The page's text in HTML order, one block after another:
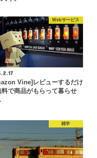
Webサービス
Vine]レビューするだけ
料で商品がもらって暮らせ
雑学